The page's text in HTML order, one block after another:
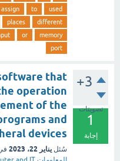
used
to
assign
different
places
memory
or
port
+3
تصويتات
1
إجابة
that
operation
of the
and
devices
سُئل يناير 22، 2023